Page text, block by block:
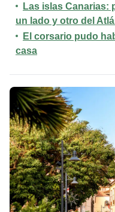
Las islas Canarias:
un lado y otro del
El corsario pudo
casa